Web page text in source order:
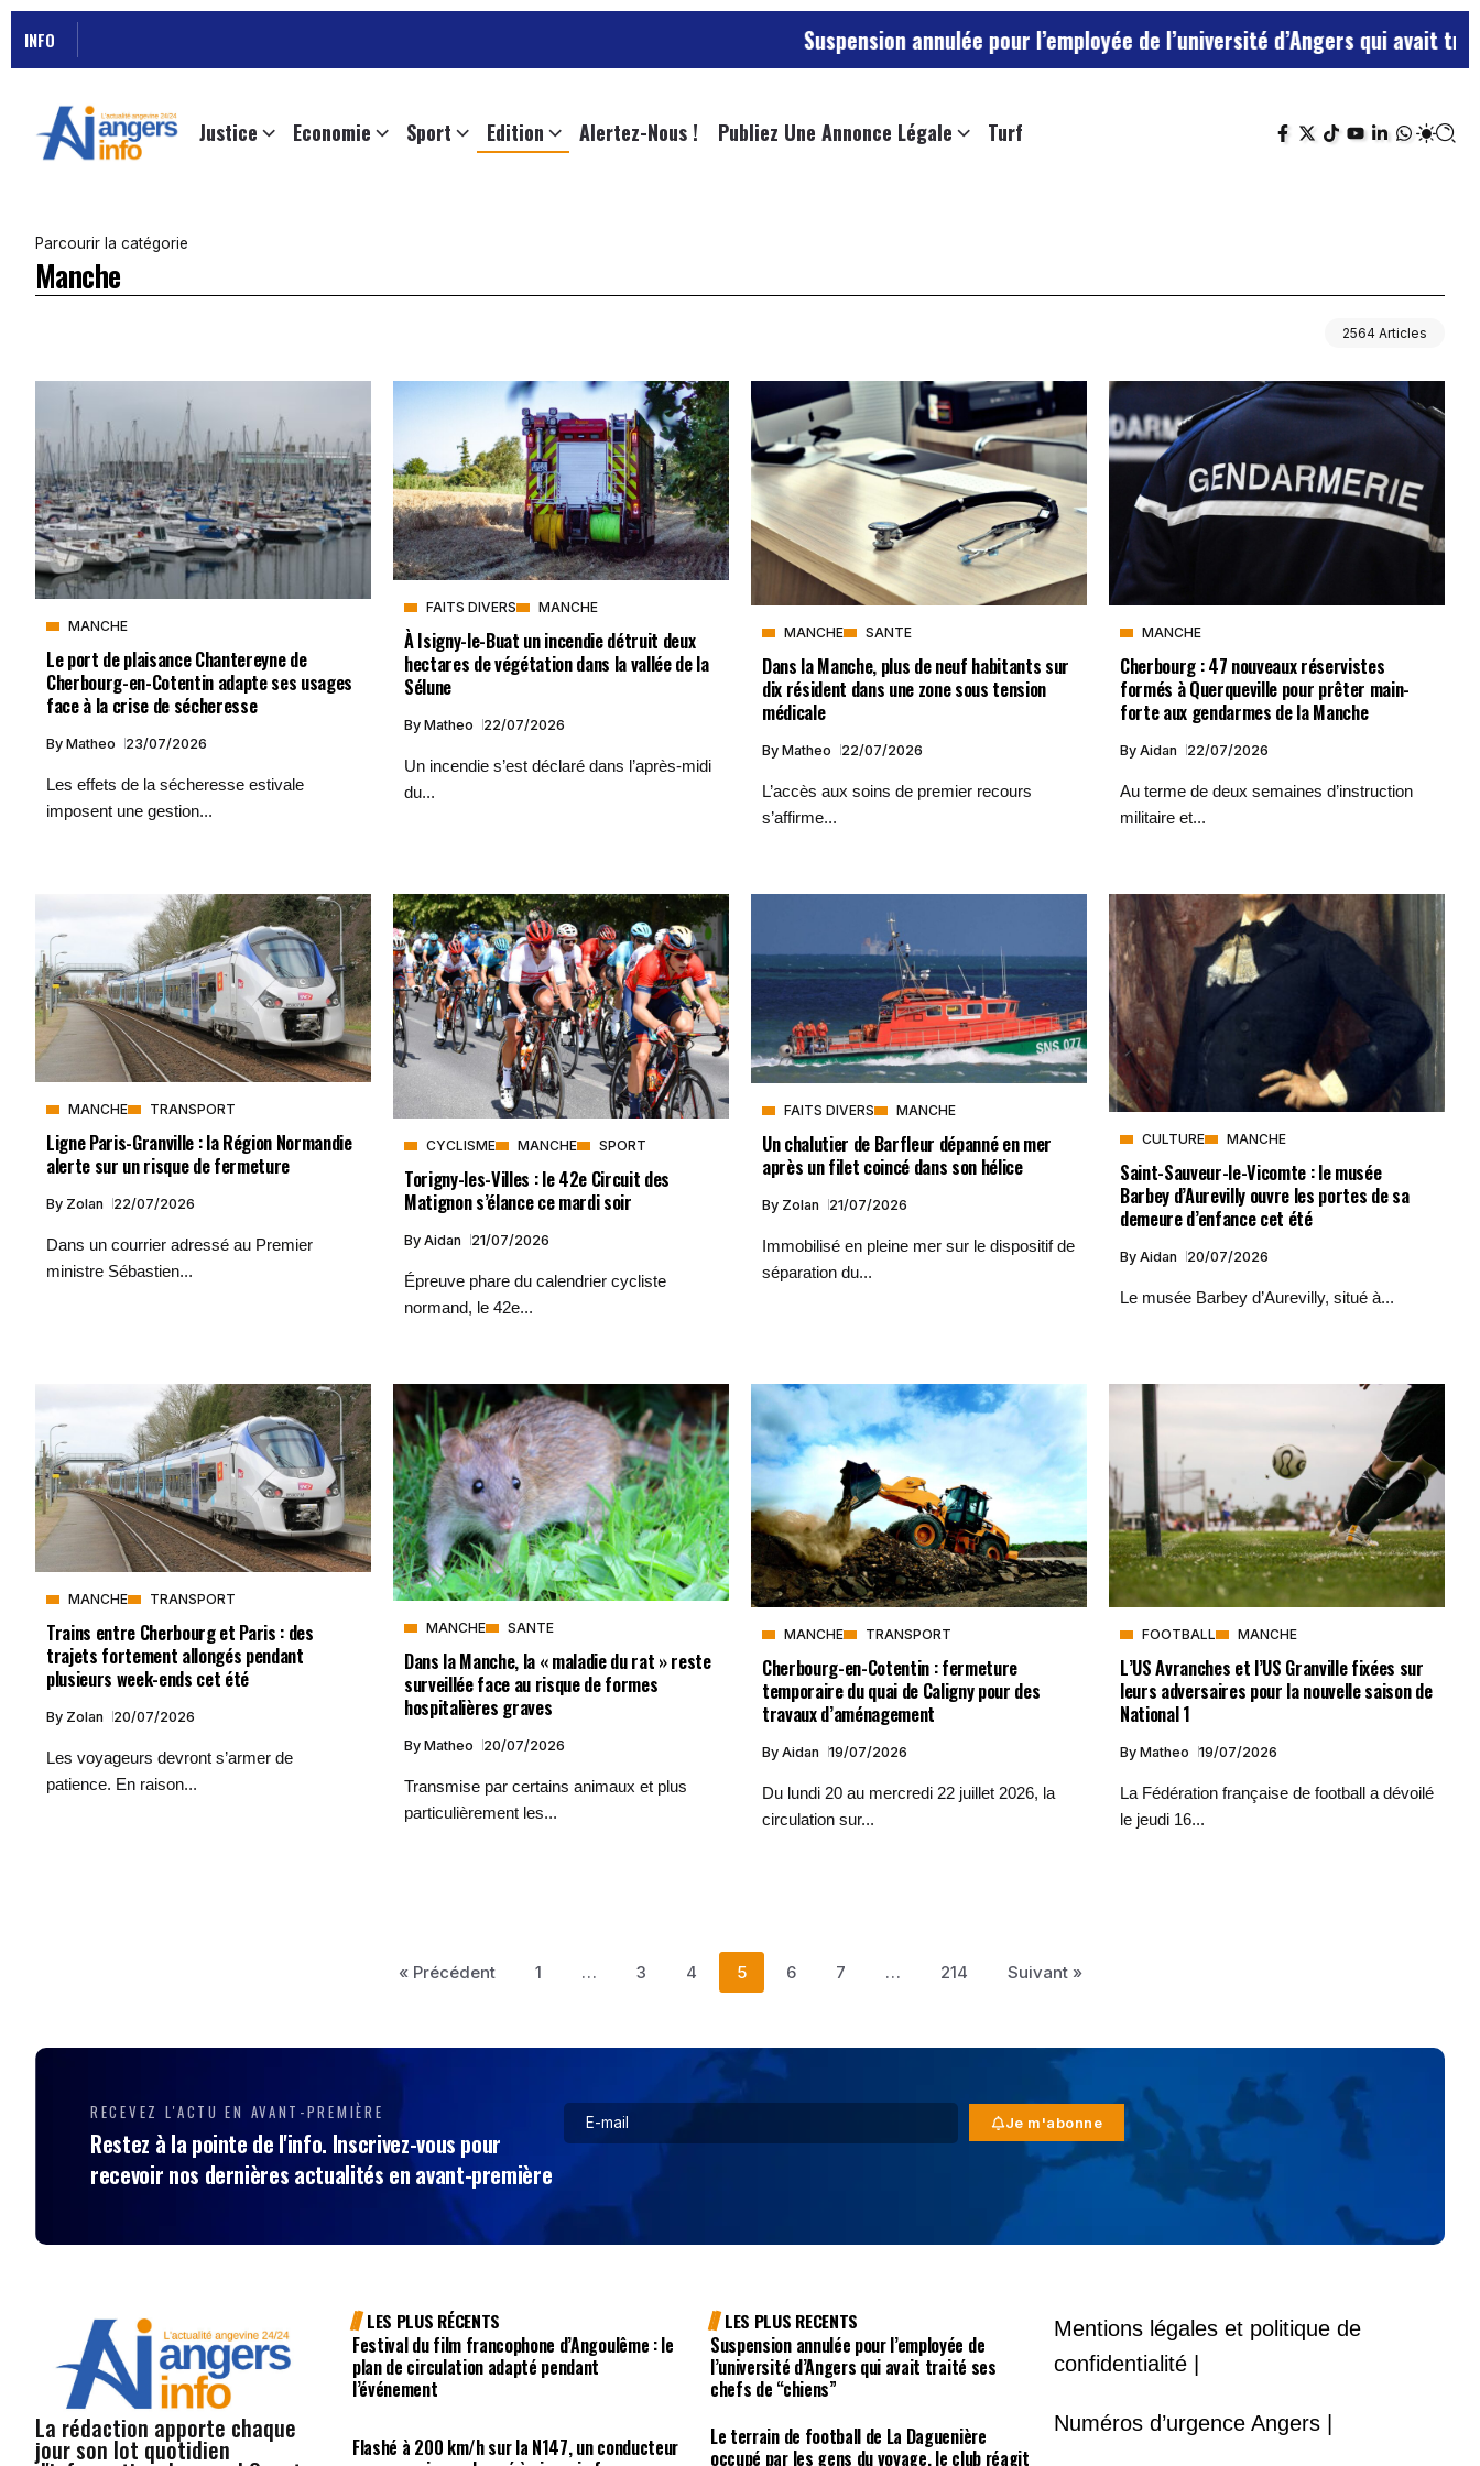
INFO Suspension annulée pour l’employée de l’université d’Angers qui avait traité ses
Justice Economie Sport Edition Alertez-Nous ! Publiez Une Annonce Légale Turf
Parcourir la catégorie
Manche
2564 Articles
MANCHE
Le port de plaisance Chantereyne de
Cherbourg-en-Cotentin adapte ses usages
face à la crise de sécheresse
By Matheo 23/07/2026
Les effets de la sécheresse estivale
imposent une gestion...
FAITS DIVERS MANCHE
À Isigny-le-Buat un incendie détruit deux
hectares de végétation dans la vallée de la
Sélune
By Matheo 22/07/2026
Un incendie s’est déclaré dans l’après-midi
du...
MANCHE SANTE
Dans la Manche, plus de neuf habitants sur
dix résident dans une zone sous tension
médicale
By Matheo 22/07/2026
L’accès aux soins de premier recours
s’affirme...
MANCHE
Cherbourg : 47 nouveaux réservistes
formés à Querqueville pour prêter main-
forte aux gendarmes de la Manche
By Aidan 22/07/2026
Au terme de deux semaines d’instruction
militaire et...
MANCHE TRANSPORT
Ligne Paris-Granville : la Région Normandie
alerte sur un risque de fermeture
By Zolan 22/07/2026
Dans un courrier adressé au Premier
ministre Sébastien...
CYCLISME MANCHE SPORT
Torigny-les-Villes : le 42e Circuit des
Matignon s’élance ce mardi soir
By Aidan 21/07/2026
Épreuve phare du calendrier cycliste
normand, le 42e...
FAITS DIVERS MANCHE
Un chalutier de Barfleur dépanné en mer
après un filet coincé dans son hélice
By Zolan 21/07/2026
Immobilisé en pleine mer sur le dispositif de
séparation du...
CULTURE MANCHE
Saint-Sauveur-le-Vicomte : le musée
Barbey d’Aurevilly ouvre les portes de sa
demeure d’enfance cet été
By Aidan 20/07/2026
Le musée Barbey d’Aurevilly, situé à...
MANCHE TRANSPORT
Trains entre Cherbourg et Paris : des
trajets fortement allongés pendant
plusieurs week-ends cet été
By Zolan 20/07/2026
Les voyageurs devront s’armer de
patience. En raison...
MANCHE SANTE
Dans la Manche, la « maladie du rat » reste
surveillée face au risque de formes
hospitalières graves
By Matheo 20/07/2026
Transmise par certains animaux et plus
particulièrement les...
MANCHE TRANSPORT
Cherbourg-en-Cotentin : fermeture
temporaire du quai de Caligny pour des
travaux d’aménagement
By Aidan 19/07/2026
Du lundi 20 au mercredi 22 juillet 2026, la
circulation sur...
FOOTBALL MANCHE
L’US Avranches et l’US Granville fixées sur
leurs adversaires pour la nouvelle saison de
National 1
By Matheo 19/07/2026
La Fédération française de football a dévoilé
le jeudi 16...
« Précédent 1 … 3 4 5 6 7 … 214 Suivant »
RECEVEZ L'ACTU EN AVANT-PREMIÈRE
Restez à la pointe de l'info. Inscrivez-vous pour
recevoir nos dernières actualités en avant-première
Je m'abonne
La rédaction apporte chaque
jour son lot quotidien
LES PLUS RÉCENTS
Festival du film francophone d’Angoulême : le
plan de circulation adapté pendant
l’événement
Flashé à 200 km/h sur la N147, un conducteur
LES PLUS RECENTS
Suspension annulée pour l’employée de
l’université d’Angers qui avait traité ses
chefs de “chiens”
Le terrain de football de La Daguenière
occupé par les gens du voyage, le club réagit
Mentions légales et politique de
confidentialité |
Numéros d’urgence Angers |